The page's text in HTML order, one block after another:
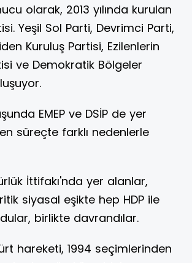
olarak, 2013 yılında kurulan
Yeşil Sol Parti, Devrimci Parti,
Kuruluş Partisi, Ezilenlerin
ve Demokratik Bölgeler
EMEP ve DSİP de yer
süreçte farklı nedenlerle
İttifakı'nda yer alanlar,
siyasal eşikte hep HDP ile
birlikte davrandılar.
hareketi, 1994 seçimlerinden